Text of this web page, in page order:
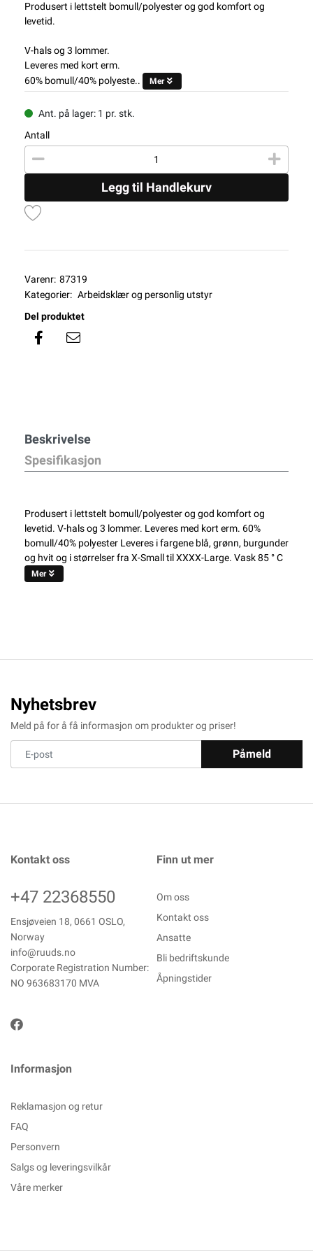
Produsert i lettstelt bomull/polyester og god komfort og
levetid.
V-hals og 3 lommer.
Leveres med kort erm.
60% bomull/40% polyeste..
Mer
Ant. på lager: 1 pr. stk.
Antall
Legg til Handlekurv
Varenr: 87319
Kategorier: Arbeidsklær og personlig utstyr
Del produktet
Beskrivelse
Spesifikasjon
Produsert i lettstelt bomull/polyester og god komfort og
levetid. V-hals og 3 lommer. Leveres med kort erm. 60%
bomull/40% polyester Leveres i fargene blå, grønn, burgunder
og hvit og i størrelser fra X-Small til XXXX-Large. Vask 85 ° C
Mer
Nyhetsbrev
Meld på for å få informasjon om produkter og priser!
Påmeld
Kontakt oss
+47 22368550
Ensjøveien 18, 0661 OSLO,
Norway
info@ruuds.no
Corporate Registration Number:
NO 963683170 MVA
Finn ut mer
Om oss
Kontakt oss
Ansatte
Bli bedriftskunde
Åpningstider
Informasjon
Reklamasjon og retur
FAQ
Personvern
Salgs og leveringsvilkår
Våre merker